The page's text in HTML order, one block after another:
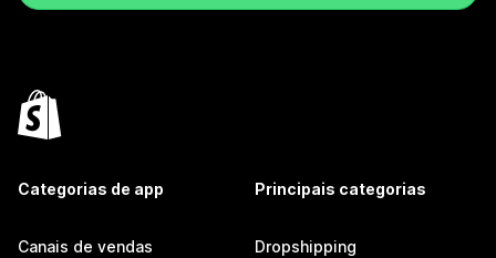
Categorias de app
Canais de vendas
Principais categorias
Dropshipping